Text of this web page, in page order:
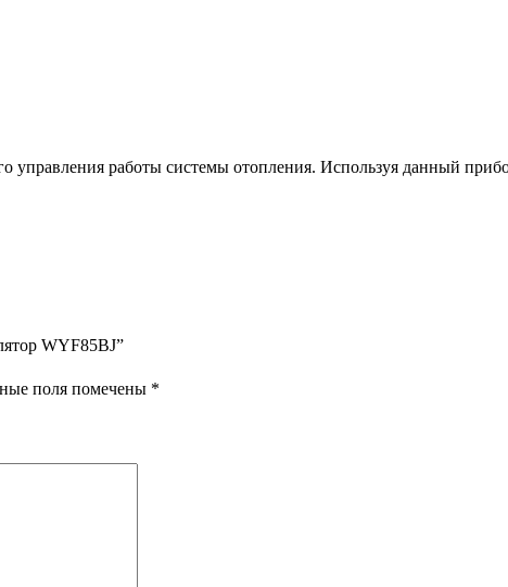
управления работы системы отопления. Используя данный
WYF85BJ”
поля помечены *